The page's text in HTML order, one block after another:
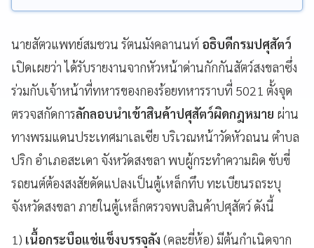
นายสัตวแพทย์สมชวน รัตนมังคลานนท์ อธิบดีกรมปศุสัตว์
เปิดเผยว่า ได้รับรายงานจากหัวหน้าด่านกักกันสัตว์สงขลาซึ่ง
ร่วมกับเจ้าหน้าที่ทหารของกองร้อยทหารราบที่ 5021 ตั้งจุด
ตรวจสกัดการลักลอบนำเข้าสินค้าปศุสัตว์ผิดกฎหมาย ผ่าน
ทางพรมแดนประเทศมาเลเซีย บริเวณหน้าวัดหัวถนน ตำบล
ปริก อำเภอสะเดา จังหวัดสงขลา พบผู้กระทำความผิด ขับขี่
รถยนต์ต้องสงสัยดัดแปลงเป็นตู้เหล็กทึบ ทะเบียนรถระบุ
จังหวัดสงขลา ภายในตู้เหล็กตรวจพบสินค้าปศุสัตว์ ดังนี้
1) เนื้อกระบือแช่แข็งบรรจุลัง (คละยี่ห้อ) มีต้นกำเนิดจาก